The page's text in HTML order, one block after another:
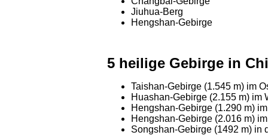
Jiuhua-Berg
Hengshan-Gebirge
5 heilige Gebirge in
Taishan-Gebirge (1.545 m) im
Huashan-Gebirge (2.155 m) im
Hengshan-Gebirge (1.290 m)
Hengshan-Gebirge (2.016 m)
Songshan-Gebirge (1492 m) in